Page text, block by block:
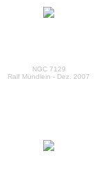
NGC 7129
Ralf Mündlein - Dez. 2007